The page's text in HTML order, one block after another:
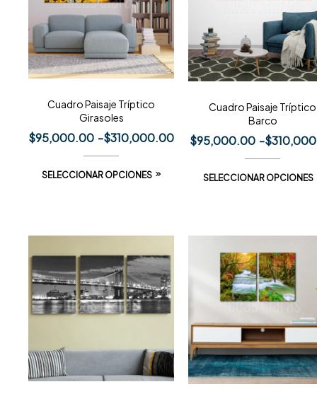
Cuadro Paisaje Tríptico
Girasoles
$95,000.00 -$310,000.00
SELECCIONAR OPCIONES
Cuadro Paisaje Tríptico
Barco
$95,000.00 -$
SELECCIONAR OPCIONES